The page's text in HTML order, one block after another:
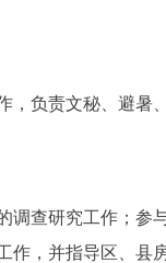
负责文秘、避暑、
查研究工作；参与
作，并指导区、县